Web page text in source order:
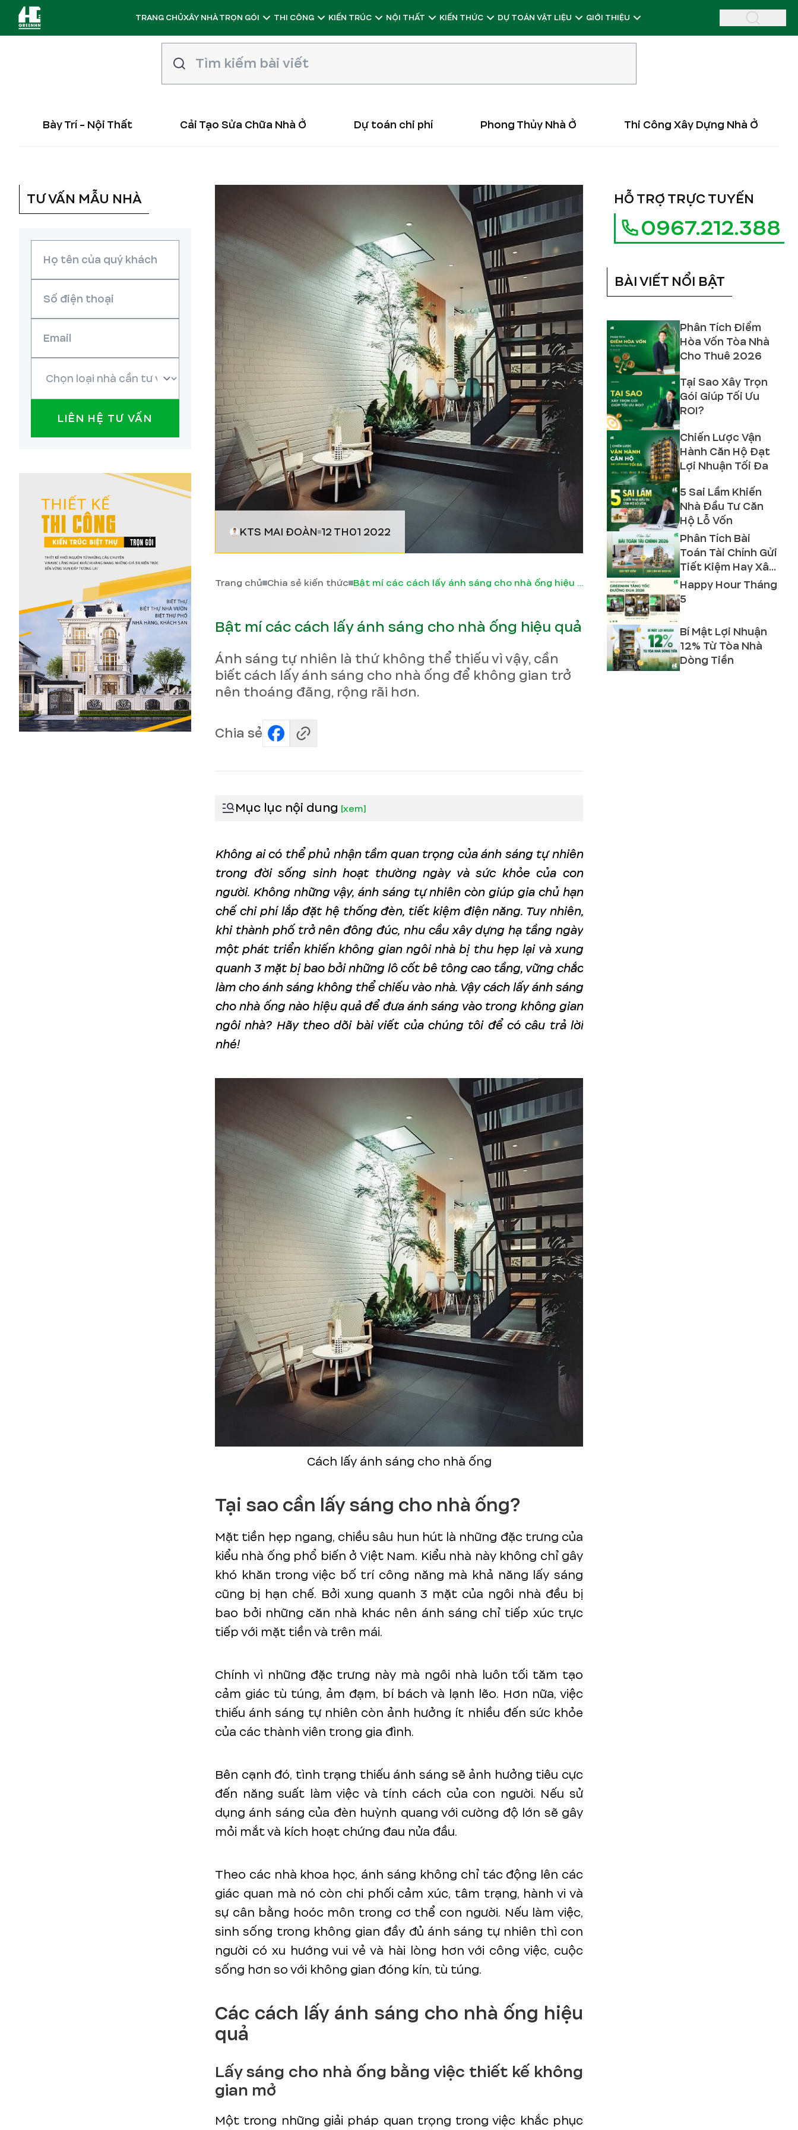
TRANG CHỦXÂY NHÀ TRỌN GÓI THI CÔNG KIẾN TRÚC NỘI THẤT KIẾN THỨC DỰ TOÁN VẬT LIỆU GIỚI THIỆU
Bày Trí - Nội Thất Cải Tạo Sửa Chữa Nhà Ở Dự toán chi phí Phong Thủy Nhà Ở Thi Công Xây Dựng Nhà Ở
TƯ VẤN MẪU NHÀ
LIÊN HỆ TƯ VẤN
KTS MAI ĐOÀN 12 TH01 2022
Trang chủ Chia sẻ kiến thức Bật mí các cách lấy ánh sáng cho nhà ống hiệu quả
Bật mí các cách lấy ánh sáng cho nhà ống hiệu quả
Ánh sáng tự nhiên là thứ không thể thiếu vì vậy, cần
biết cách lấy ánh sáng cho nhà ống để không gian trở
nên thoáng đãng, rộng rãi hơn.
Chia sẻ
Mục lục nội dung [xem]
Không ai có thể phủ nhận tầm quan trọng của ánh sáng tự nhiên
trong đời sống sinh hoạt thường ngày và sức khỏe của con
người. Không những vậy, ánh sáng tự nhiên còn giúp gia chủ hạn
chế chi phí lắp đặt hệ thống đèn, tiết kiệm điện năng. Tuy nhiên,
khi thành phố trở nên đông đúc, nhu cầu xây dựng hạ tầng ngày
một phát triển khiến không gian ngôi nhà bị thu hẹp lại và xung
quanh 3 mặt bị bao bởi những lô cốt bê tông cao tầng, vững chắc
làm cho ánh sáng không thể chiếu vào nhà. Vậy cách lấy ánh sáng
cho nhà ống nào hiệu quả để đưa ánh sáng vào trong không gian
ngôi nhà? Hãy theo dõi bài viết của chúng tôi để có câu trả lời
nhé!
Cách lấy ánh sáng cho nhà ống
Tại sao cần lấy sáng cho nhà ống?
Mặt tiền hẹp ngang, chiều sâu hun hút là những đặc trưng của
kiểu nhà ống phổ biến ở Việt Nam. Kiểu nhà này không chỉ gây
khó khăn trong việc bố trí công năng mà khả năng lấy sáng
cũng bị hạn chế. Bởi xung quanh 3 mặt của ngôi nhà đều bị
bao bởi những căn nhà khác nên ánh sáng chỉ tiếp xúc trực
tiếp với mặt tiền và trên mái.
Chính vì những đặc trưng này mà ngôi nhà luôn tối tăm tạo
cảm giác tù túng, ảm đạm, bí bách và lạnh lẽo. Hơn nữa, việc
thiếu ánh sáng tự nhiên còn ảnh hưởng ít nhiều đến sức khỏe
của các thành viên trong gia đình.
Bên cạnh đó, tình trạng thiếu ánh sáng sẽ ảnh hưởng tiêu cực
đến năng suất làm việc và tính cách của con người. Nếu sử
dụng ánh sáng của đèn huỳnh quang với cường độ lớn sẽ gây
mỏi mắt và kích hoạt chứng đau nửa đầu.
Theo các nhà khoa học, ánh sáng không chỉ tác động lên các
giác quan mà nó còn chi phối cảm xúc, tâm trạng, hành vi và
sự cân bằng hoóc môn trong cơ thể con người. Nếu làm việc,
sinh sống trong không gian đầy đủ ánh sáng tự nhiên thì con
người có xu hướng vui vẻ và hài lòng hơn với công việc, cuộc
sống hơn so với không gian đóng kín, tù túng.
Các cách lấy ánh sáng cho nhà ống hiệu
quả
Lấy sáng cho nhà ống bằng việc thiết kế không
gian mở
Một trong những giải pháp quan trọng trong việc khắc phục
HỖ TRỢ TRỰC TUYẾN
0967.212.388
BÀI VIẾT NỔI BẬT
Phân Tích Điểm
Hòa Vốn Tòa Nhà
Cho Thuê 2026
Tại Sao Xây Trọn
Gói Giúp Tối Ưu
ROI?
Chiến Lược Vận
Hành Căn Hộ Đạt
Lợi Nhuận Tối Đa
5 Sai Lầm Khiến
Nhà Đầu Tư Căn
Hộ Lỗ Vốn
Phân Tích Bài
Toán Tài Chính Gửi
Tiết Kiệm Hay Xây
Căn Hộ Dịch Vụ
2026?
Happy Hour Tháng
5
Bí Mật Lợi Nhuận
12% Từ Tòa Nhà
Dòng Tiền